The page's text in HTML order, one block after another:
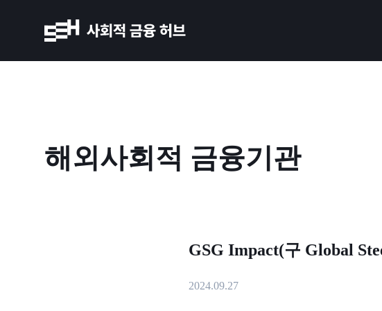
해외사회적 금융기관
GSG Impact(구 Global
2024.09.27